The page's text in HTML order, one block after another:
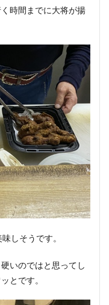
時間までに大将が揚
しそうです。
いのではと思ってし
とです。